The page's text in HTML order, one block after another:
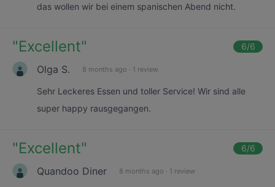
das wollen wir bei einem spanischen Abend nicht.
"Excellent" 6/6
Olga S. 8 months ago · 1 review
Sehr Leckeres Essen und toller Service! Wir sind alle
super happy rausgegangen.
"Excellent" 6/6
Quandoo Diner 8 months ago · 1 review